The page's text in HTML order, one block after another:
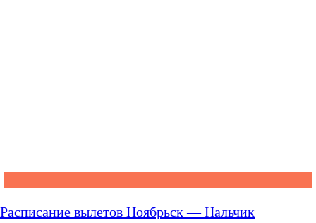
Расписание вылетов Ноябрьск — Нальчик